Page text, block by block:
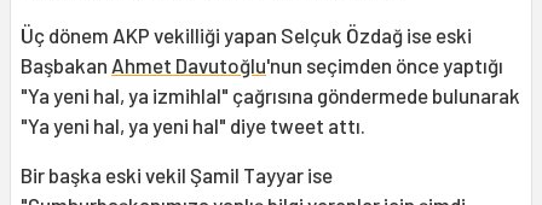
Üç dönem AKP vekilliği yapan Selçuk Özdağ ise eski
Başbakan Ahmet Davutoğlu'nun seçimden önce yaptığı
"Ya yeni hal, ya izmihlal" çağrısına göndermede bulunarak
"Ya yeni hal, ya yeni hal" diye tweet attı.
Bir başka eski vekil Şamil Tayyar ise